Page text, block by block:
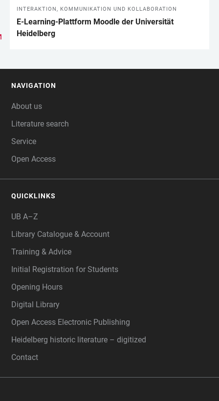
INTERAKTION, KOMMUNIKATION UND KOLLABORATION
E-Learning-Plattform Moodle der Universität
Heidelberg
NAVIGATION
About us
Literature search
Service
Open Access
QUICKLINKS
UB A–Z
Library Catalogue & Account
Training & Advice
Initial Registration for Students
Opening Hours
Digital Library
Open Access Electronic Publishing
Heidelberg historic literature – digitized
Contact